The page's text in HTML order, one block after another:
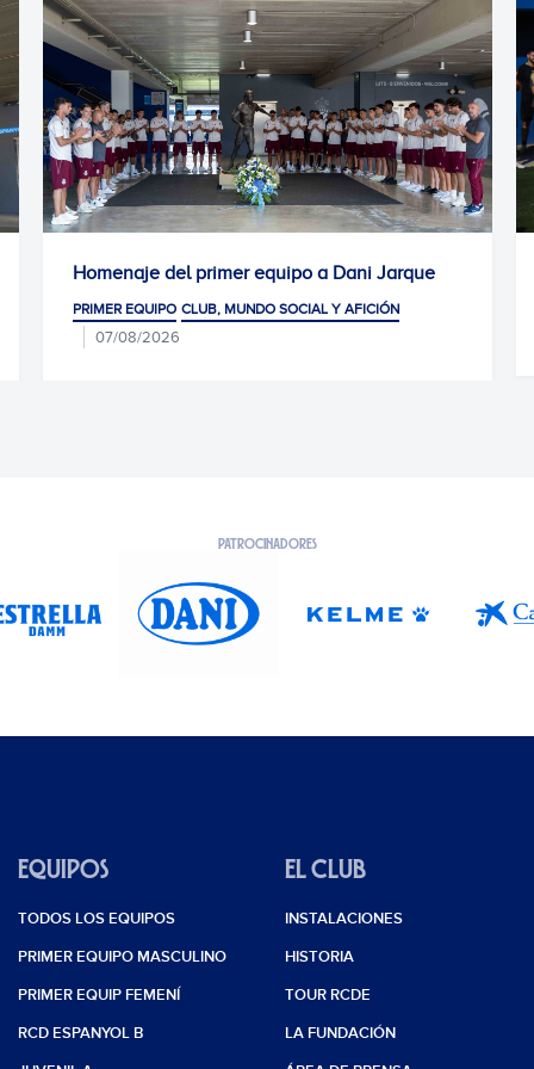
equipo a Dani Jarque
SOCIAL Y AFICIÓN
Convocatoria para el
PATROCINADORES
EQUIPOS
TODOS LOS EQUIPOS
PRIMER EQUIPO MASCULINO
PRIMER EQUIP FEMENÍ
RCD ESPANYOL B
EL CLUB
INSTALACIONES
HISTORIA
TOUR RCDE
LA FUNDACIÓN